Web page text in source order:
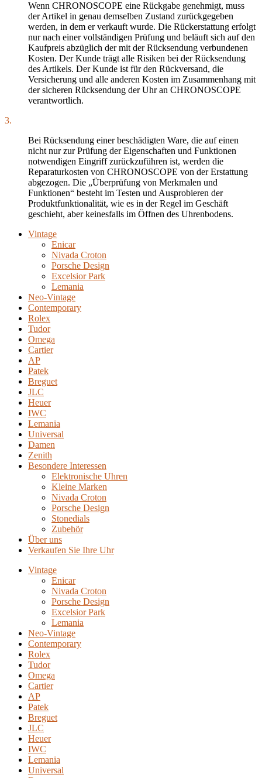
Wenn CHRONOSCOPE eine Rückgabe genehmigt, muss
der Artikel in genau demselben Zustand zurückgegeben
werden, in dem er verkauft wurde. Die Rückerstattung erfolgt
nur nach einer vollständigen Prüfung und beläuft sich auf den
Kaufpreis abzüglich der mit der Rücksendung verbundenen
Kosten. Der Kunde trägt alle Risiken bei der Rücksendung
des Artikels. Der Kunde ist für den Rückversand, die
Versicherung und alle anderen Kosten im Zusammenhang mit
der sicheren Rücksendung der Uhr an CHRONOSCOPE
verantwortlich.
3.
Bei Rücksendung einer beschädigten Ware, die auf einen
nicht nur zur Prüfung der Eigenschaften und Funktionen
notwendigen Eingriff zurückzuführen ist, werden die
Reparaturkosten von CHRONOSCOPE von der Erstattung
abgezogen. Die „Überprüfung von Merkmalen und
Funktionen“ besteht im Testen und Ausprobieren der
Produktfunktionalität, wie es in der Regel im Geschäft
geschieht, aber keinesfalls im Öffnen des Uhrenbodens.
Vintage
Enicar
Nivada Croton
Porsche Design
Excelsior Park
Lemania
Neo-Vintage
Contemporary
Rolex
Tudor
Omega
Cartier
AP
Patek
Breguet
JLC
Heuer
IWC
Lemania
Universal
Damen
Zenith
Besondere Interessen
Elektronische Uhren
Kleine Marken
Nivada Croton
Porsche Design
Stonedials
Zubehör
Über uns
Verkaufen Sie Ihre Uhr
Vintage
Enicar
Nivada Croton
Porsche Design
Excelsior Park
Lemania
Neo-Vintage
Contemporary
Rolex
Tudor
Omega
Cartier
AP
Patek
Breguet
JLC
Heuer
IWC
Lemania
Universal